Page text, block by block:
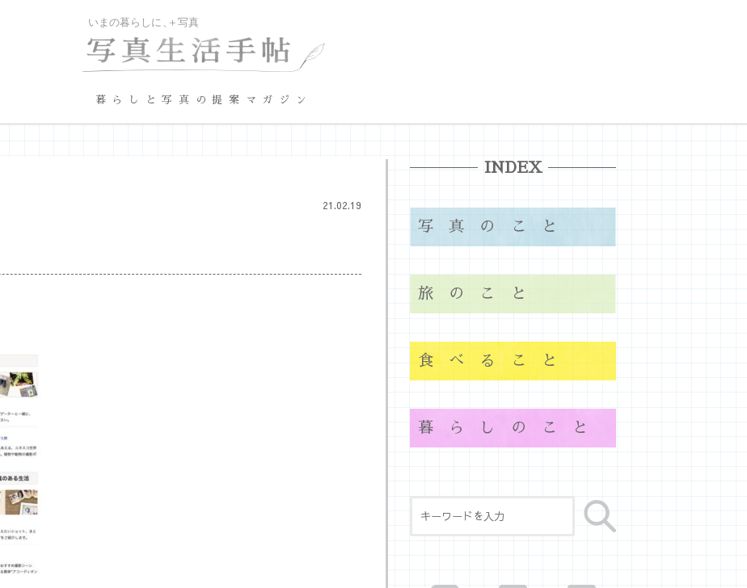
暮らしと写真の提案マガジン
21.02.19
INDEX
写真のこと
旅のこと
食べること
暮らしのこと